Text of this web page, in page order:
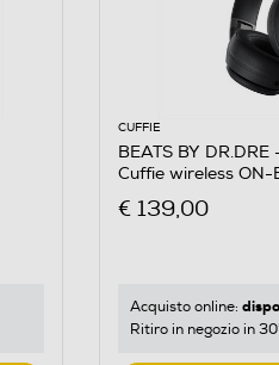
CUFFIE
BEATS BY
Cuffie wireless
€ 139,00
Acquisto online:
Ritiro in negozio in